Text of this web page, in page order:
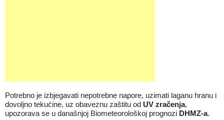
Potrebno je izbjegavati nepotrebne napore, uzimati laganu hranu i
dovoljno tekućine, uz obaveznu zaštitu od UV zračenja,
upozorava se u današnjoj Biometeorološkoj prognozi DHMZ-a.